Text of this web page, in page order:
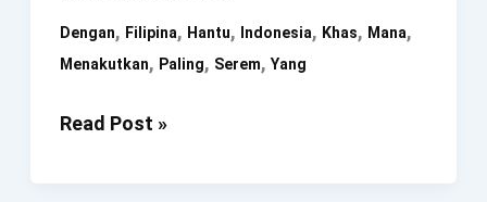
Dengan, Filipina, Hantu, Indonesia, Khas, Mana,
Menakutkan, Paling, Serem, Yang
Hantu
Read Post »